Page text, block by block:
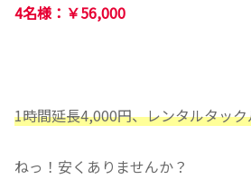
4名様：￥56,000
1時間延長4,000円、レンタルタッ
ねっ！安くありませんか？